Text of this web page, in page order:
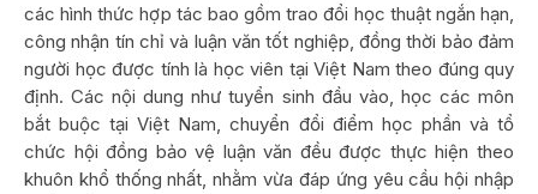
các hình thức hợp tác bao gồm trao đổi học thuật ngắn hạn,
công nhận tín chỉ và luận văn tốt nghiệp, đồng thời bảo đảm
người học được tính là học viên tại Việt Nam theo đúng quy
định. Các nội dung như tuyển sinh đầu vào, học các môn
bắt buộc tại Việt Nam, chuyển đổi điểm học phần và tổ
chức hội đồng bảo vệ luận văn đều được thực hiện theo
khuôn khổ thống nhất, nhằm vừa đáp ứng yêu cầu hội nhập